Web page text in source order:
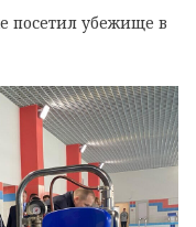
посетил убежище в